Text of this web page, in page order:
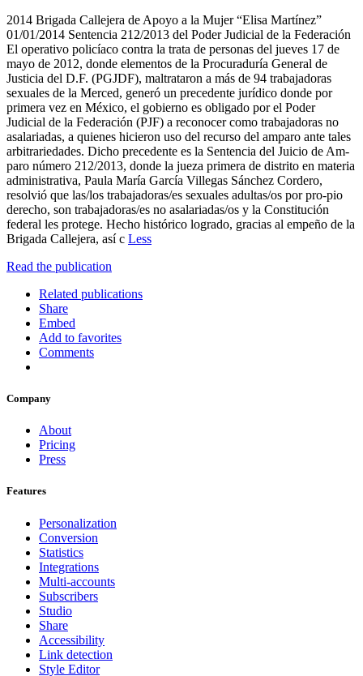
2014 Brigada Callejera de Apoyo a la Mujer “Elisa Martínez”
01/01/2014 Sentencia 212/2013 del Poder Judicial de la Federación
El operativo policíaco contra la trata de personas del jueves 17 de
mayo de 2012, donde elementos de la Procuraduría General de
Justicia del D.F. (PGJDF), maltrataron a más de 94 trabajadoras
sexuales de la Merced, generó un precedente jurídico donde por
primera vez en México, el gobierno es obligado por el Poder
Judicial de la Federación (PJF) a reconocer como trabajadoras no
asalariadas, a quienes hicieron uso del recurso del amparo ante tales
arbitrariedades. Dicho precedente es la Sentencia del Juicio de Am-
paro número 212/2013, donde la jueza primera de distrito en materia
administrativa, Paula María García Villegas Sánchez Cordero,
resolvió que las/los trabajadoras/es sexuales adultas/os por pro-pio
derecho, son trabajadoras/es no asalariadas/os y la Constitución
federal les protege. Hecho histórico logrado, gracias al empeño de la
Brigada Callejera, así c Less
Read the publication
Related publications
Share
Embed
Add to favorites
Comments
Company
About
Pricing
Press
Features
Personalization
Conversion
Statistics
Integrations
Multi-accounts
Subscribers
Studio
Share
Accessibility
Link detection
Style Editor